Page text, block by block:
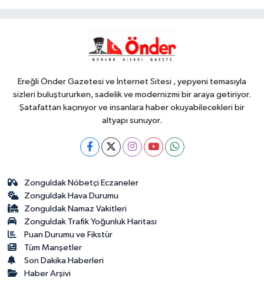
18:25
tespit edildi! 5 yaban keçisi için
Ereğli Önder Gazetesi ve İnternet Sitesi , yepyeni temasıyla
sizleri buluştururken, sadelik ve modernizmi bir araya getiriyor.
Şatafattan kaçınıyor ve insanlara haber okuyabilecekleri bir
altyapı sunuyor.
Zonguldak Nöbetçi Eczaneler
Zonguldak Hava Durumu
Zonguldak Namaz Vakitleri
Zonguldak Trafik Yoğunluk Haritası
Puan Durumu ve Fikstür
Tüm Manşetler
Son Dakika Haberleri
Haber Arşivi